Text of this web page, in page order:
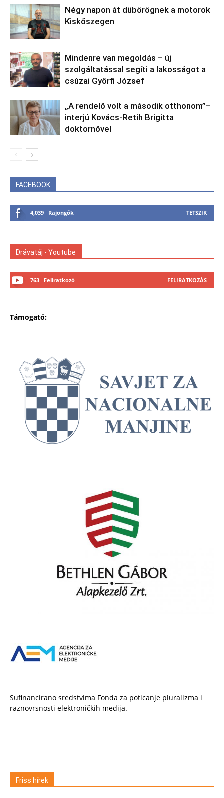
Négy napon át dübörögnek a motorok
Kiskőszegen
Mindenre van megoldás – új
szolgáltatással segíti a lakosságot a
csúzai Győrfi József
„A rendelő volt a második otthonom”–
interjú Kovács-Retih Brigitta
doktornővel
FACEBOOK
4,039 Rajongók TETSZIK
Drávatáj - Youtube
763 Feliratkozó FELIRATKOZÁS
Támogató:
Sufinancirano sredstvima Fonda za poticanje pluralizma i
raznovrsnosti elektroničkih medija.
Friss hírek